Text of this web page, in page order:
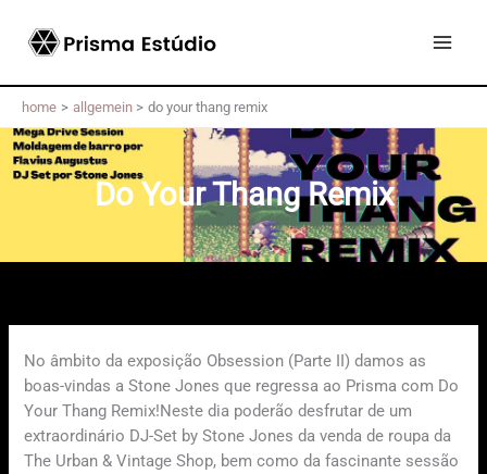
content
home allgemein do your thang remix
Do Your Thang Remix
No âmbito da exposição Obsession (Parte II) damos as
boas-vindas a Stone Jones que regressa ao Prisma com Do
Your Thang Remix!Neste dia poderão desfrutar de um
extraordinário DJ-Set by Stone Jones da venda de roupa da
The Urban & Vintage Shop, bem como da fascinante sessão